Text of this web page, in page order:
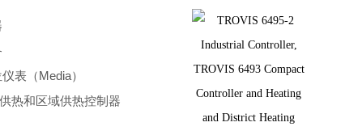
表（Media）
热和区域供热控制器